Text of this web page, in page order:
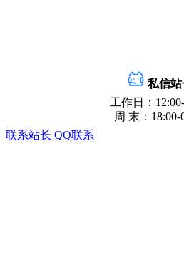
私信站
工作日：
周 末：18:00-
联系站长 QQ联系